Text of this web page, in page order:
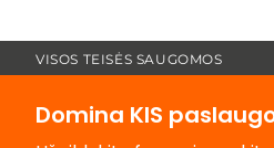
VISOS TEISĖS SAUGOMOS
Domina KIS